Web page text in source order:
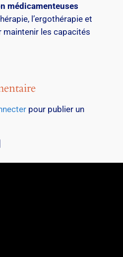
médicamenteuses
l’ergothérapie et
maintenir les capacités
pour publier un